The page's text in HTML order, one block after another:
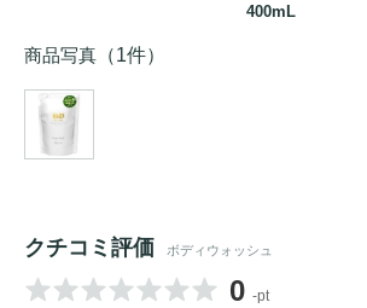
400mL
商品写真 （1件）
クチコミ評価 ボディウォッシュ
0 -pt